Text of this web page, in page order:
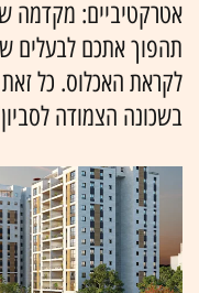
תהפוך אתכם לבעלים
לקראת האכלוס. כל זאת
בשכונה הצמודה